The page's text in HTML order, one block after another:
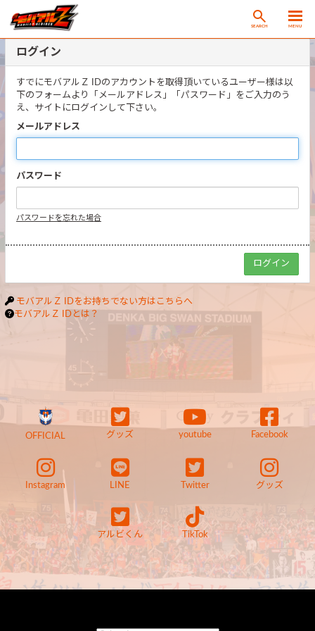
SEARCH MENU
ログイン
すでにモバアルＺ IDのアカウントを取得頂いているユーザー様は以
下のフォームより「メールアドレス」「パスワード」をご入力のう
え、サイトにログインして下さい。
メールアドレス
パスワード
パスワードを忘れた場合
モバアルＺ IDをお持ちでない方はこちらへ
モバアルＺ IDとは？
OFFICIAL グッズ youtube Facebook
Instagram LINE Twitter グッズ
アルビくん TikTok